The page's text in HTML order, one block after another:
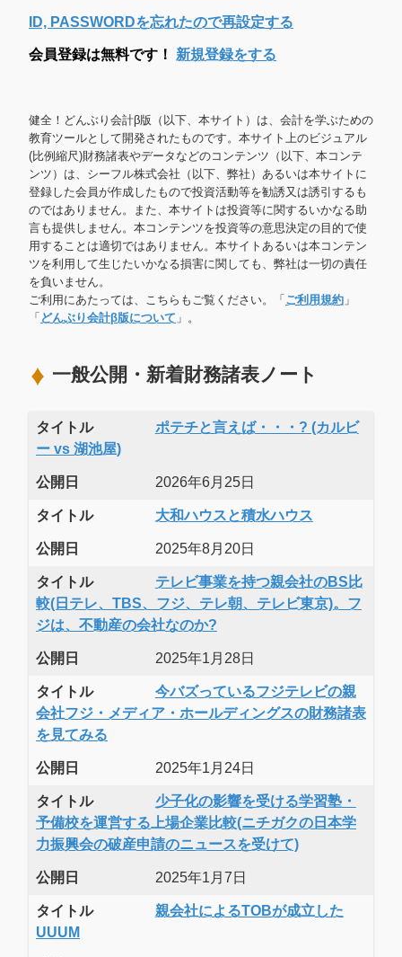
ID, PASSWORDを忘れたので再設定する
会員登録は無料です！ 新規登録をする
健全！どんぶり会計β版（以下、本サイト）は、会計を学ぶための
教育ツールとして開発されたものです。本サイト上のビジュアル
(比例縮尺)財務諸表やデータなどのコンテンツ（以下、本コンテ
ンツ）は、シーフル株式会社（以下、弊社）あるいは本サイトに
登録した会員が作成したもので投資活動等を勧誘又は誘引するも
のではありません。また、本サイトは投資等に関するいかなる助
言も提供しません。本コンテンツを投資等の意思決定の目的で使
用することは適切ではありません。本サイトあるいは本コンテン
ツを利用して生じたいかなる損害に関しても、弊社は一切の責任
を負いません。
ご利用にあたっては、こちらもご覧ください。「 ご利用規約 」
「 どんぶり会計β版について 」。
一般公開・新着財務諸表ノート
タイトル
ポテチと言えば・・・? (カルビ
ー vs 湖池屋)
公開日 2026年6月25日
タイトル 大和ハウスと積水ハウス
公開日 2025年8月20日
タイトル
テレビ事業を持つ親会社のBS比
較(日テレ、TBS、フジ、テレ朝、テレビ東京)。フ
ジは、不動産の会社なのか?
公開日 2025年1月28日
タイトル
今バズっているフジテレビの親
会社フジ・メディア・ホールディングスの財務諸表
を見てみる
公開日 2025年1月24日
タイトル
少子化の影響を受ける学習塾・
予備校を運営する上場企業比較(ニチガクの日本学
力振興会の破産申請のニュースを受けて)
公開日 2025年1月7日
タイトル
親会社によるTOBが成立した
UUUM